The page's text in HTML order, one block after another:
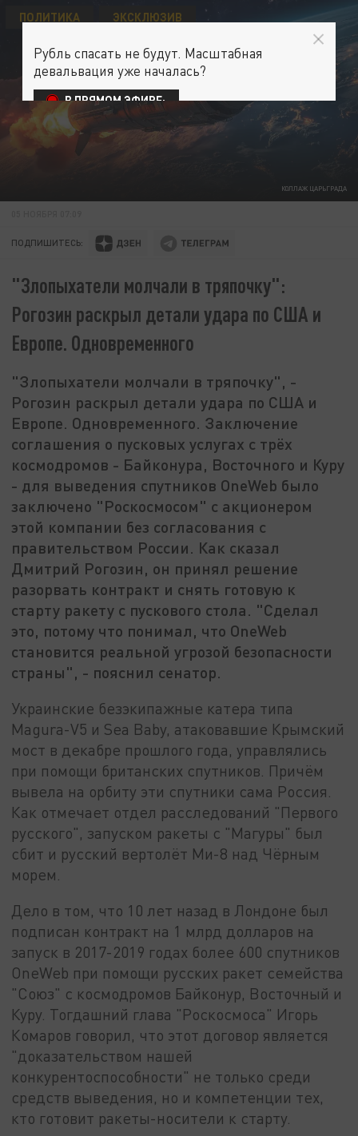
КОЛЛАЖ ЦАРЬГРАДА
ПОЛИТИКА ЭКСКЛЮЗИВ
ПОДПИШИТЕСЬ:
"Злопыхатели молчали в тряпочку":
Рогозин раскрыл детали удара по США и
Европе. Одновременного
"Злопыхатели молчали в тряпочку", -
Рогозин раскрыл детали удара по США и
Европе. Одновременного. Заключение
соглашения о пусковых услугах с трёх
космодромов - Байконура, Восточного и Куру
- для выведения спутников OneWeb было
заключено "Роскосмосом" с акционером
этой компании без согласования с
правительством России. Как сказал
Дмитрий Рогозин, он принял решение
разорвать контракт и снять готовую к
старту ракету с пускового стола. "Сделал
это, потому что понимал, что OneWeb
становится реальной угрозой безопасности
страны", - пояснил сенатор.
Украинские безэкипажные катера типа
Magura-V5 и Sea Baby, атаковавшие Крымский
мост в декабре прошлого года, управлялись
при помощи британских спутников. Причём
вывела на орбиту эти спутники сама Россия.
Как отмечает отдел расследований "Первого
русского", запуском ракеты с "Магуры" был
сбит и русский вертолёт Ми-8 над Чёрным
морем.
Дело в том, что 10 лет назад в Лондоне был
подписан контракт на 1 млрд долларов на
запуск в 2017-2019 годах более 600 спутников
OneWeb при помощи русских ракет семейства
"Союз" с космодромов Байконур, Восточный и
Куру. Тогдашний глава "Роскосмоса" Игорь
Комаров говорил, что этот договор является
"доказательством нашей
конкурентоспособности" не только среди
средств выведения, но и компетенции тех,
кто готовит ракеты-носители к старту.
Рубль спасать не будут. Масштабная
девальвация уже началась?
В ПРЯМОМ ЭФИРЕ: